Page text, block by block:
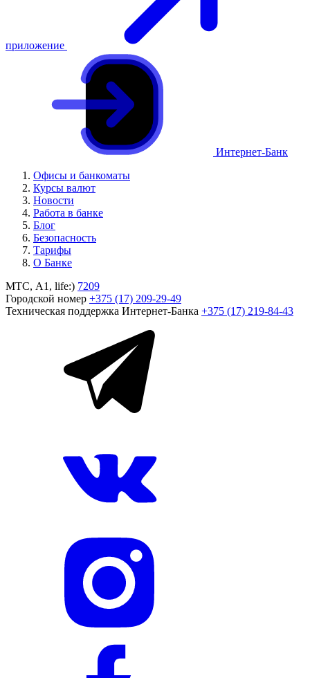
приложение
Интернет-Банк
Офисы и банкоматы
Курсы валют
Новости
Работа в банке
Блог
Безопасность
Тарифы
О Банке
МТС, A1, life:) 7209
Городской номер +375 (17) 209-29-49
Техническая поддержка Интернет-Банка +375 (17) 219-84-43